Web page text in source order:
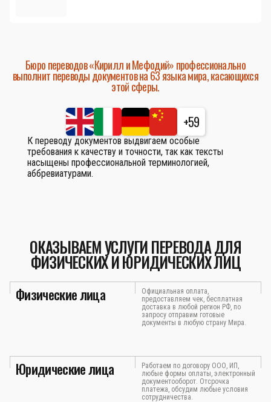
Бюро переводов «Кирилл и Мефодий» профессионально
выполнит переводы документов на 63 языка мира, касающихся
этой сферы.
+59
К переводу документов выдвигаем особые
требования к качеству и точности, так как тексты
насыщены профессиональной терминологией,
аббревиатурами.
ОКАЗЫВАЕМ УСЛУГИ ПЕРЕВОДА ДЛЯ
ФИЗИЧЕСКИХ И ЮРИДИЧЕСКИХ ЛИЦ
Физические лица
Официальная оплата,
предоставляем чек, бесплатная
доставка в любой регион РФ, по
запросу отправим готовые
документы в любую страну Мира.
Юридические лица
Работаем по договору ООО, ИП,
любые формы оплаты, электронный
документооборот. Отсрочка
платежа, обсудим любые условия
сотрудничества.